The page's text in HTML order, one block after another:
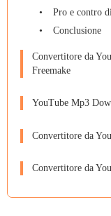
Pro e contro
Conclusione
Convertitore da
Freemake
YouTube Mp3
Convertitore da
Convertitore da